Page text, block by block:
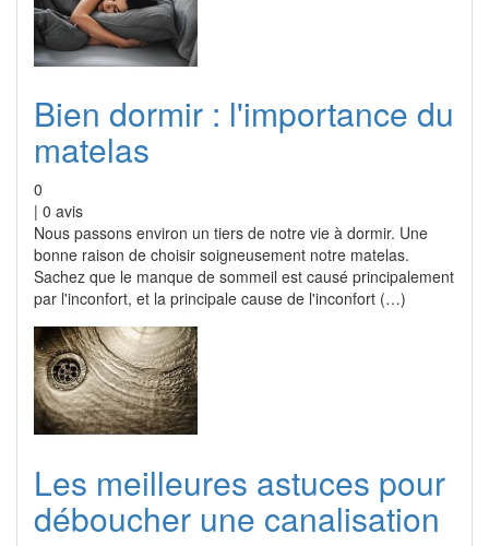
Bien dormir : l'importance du
matelas
0
| 0 avis
Nous passons environ un tiers de notre vie à dormir. Une
bonne raison de choisir soigneusement notre matelas.
Sachez que le manque de sommeil est causé principalement
par l'inconfort, et la principale cause de l'inconfort (…)
Les meilleures astuces pour
déboucher une canalisation